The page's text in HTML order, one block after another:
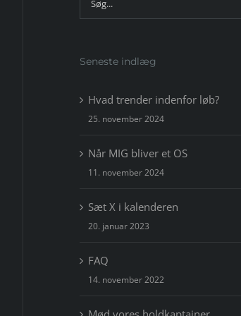
efter:
Seneste indlæg
Hvad trender indenfor løb?
25. november 2024
Når MIG bliver et OS
11. november 2024
Sæt X i kalenderen
20. januar 2023
FAQ
14. november 2022